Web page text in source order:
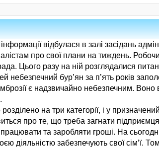
відбулася в залі засідань
про свої плани на тиждень.
Цього разу на ній розглядалися
бур’ян за п’ять років
є надзвичайно небезпечним. Воно
на три категорії, і у
про те, що треба загнати
та заробляти гроші. На
діяльністю забезпечують свої сім’ї.